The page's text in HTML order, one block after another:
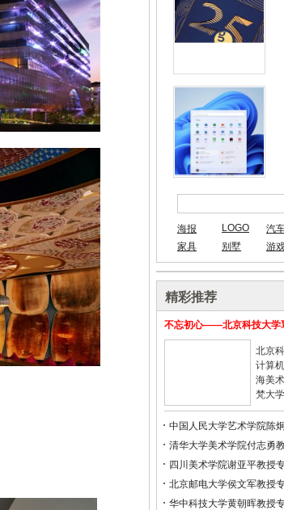
海报 LOGO 汽
家具
别墅 游
精彩推荐
不忘初心——北京科技大学
北京
计算
海美
梵大
中国人民大学艺术学院陈
清华大学美术学院付志勇
四川美术学院谢亚平教授
北京邮电大学侯文军教授
华中科技大学黄朝晖教授